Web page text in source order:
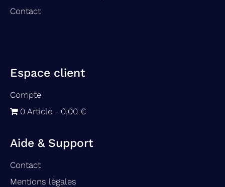
Contact
Espace client
Compte
0 Article
0,00 €
Aide & Support
Contact
Mentions légales